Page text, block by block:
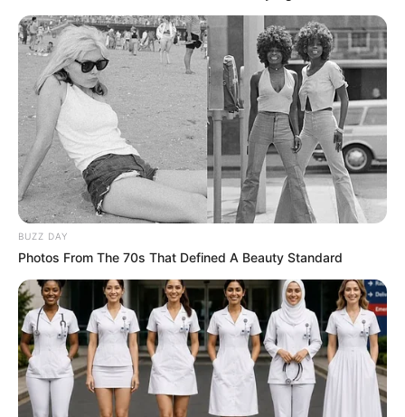
pública, ele refletiu sobre sua relação com os
Estados Unidos, os desafios que enfrentou
durante seu governo e as dificuldades que
continua a enfrentar na arena política e jurídica.
Confira detalhes no vídeo:
Bolsonaro relatou que sua conversa com o
Leia Mais